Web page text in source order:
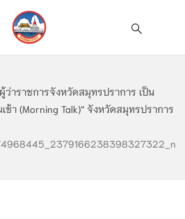
ผู้ว่าราชการจังหวัดสมุทรปราการ เป็น
ช้า (Morning Talk)” จังหวัดสมุทรปราการ